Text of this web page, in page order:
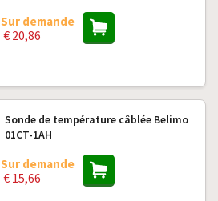
Sur demande
€ 20,86
Sonde de température câblée Belimo
01CT-1AH
Sur demande
€ 15,66